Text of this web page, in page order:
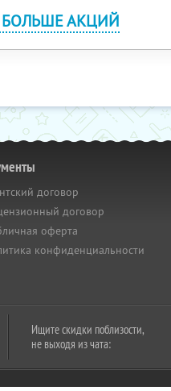
БОЛЬШЕ АКЦИЙ
договор
договор
оферта
конфиденциальности
Ищите скидки поблизости,
не выходя из чата: